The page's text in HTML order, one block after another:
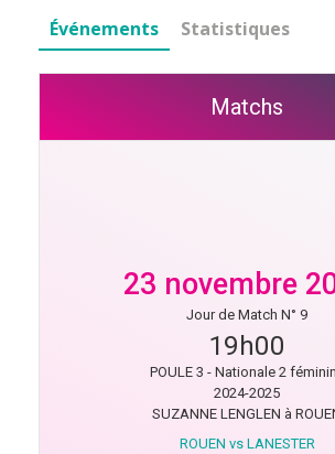
Événements Statistiques
Matchs
23 novembre
Jour de Match N° 9
19h00
POULE 3 - Nationale 2
2024-2025
SUZANNE LENGLEN à
ROUEN vs LANESTER